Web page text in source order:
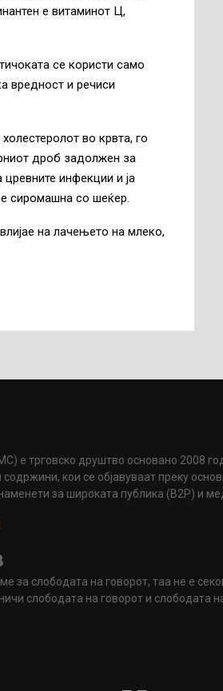
е витаминот Ц,
се користи само
вредност и речиси
во крвта, го
дроб задолжен за
цревните инфекции и ја
е сиромашна со шеќер.
на лачењето на млеко,
е трговско друштво основано 2008
содржини, кои се објавуваат преку
за широката публика (B2P) и
за слободата на говорот, таа не е
слободата на говорот и